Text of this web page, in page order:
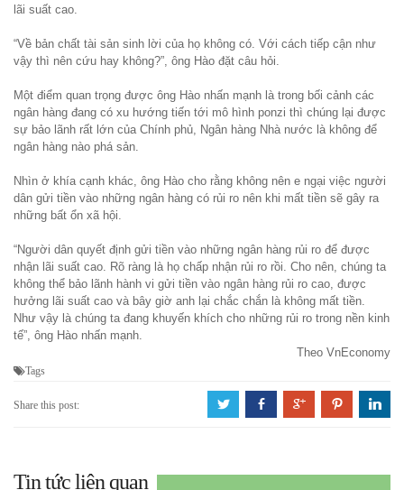
lãi suất cao.
“Về bản chất tài sản sinh lời của họ không có. Với cách tiếp cận như
vậy thì nên cứu hay không?”, ông Hào đặt câu hỏi.
Một điểm quan trọng được ông Hào nhấn mạnh là trong bối cảnh các
ngân hàng đang có xu hướng tiến tới mô hình ponzi thì chúng lại được
sự bảo lãnh rất lớn của Chính phủ, Ngân hàng Nhà nước là không để
ngân hàng nào phá sản.
Nhìn ở khía cạnh khác, ông Hào cho rằng không nên e ngại việc người
dân gửi tiền vào những ngân hàng có rủi ro nên khi mất tiền sẽ gây ra
những bất ổn xã hội.
“Người dân quyết định gửi tiền vào những ngân hàng rủi ro để được
nhận lãi suất cao. Rõ ràng là họ chấp nhận rủi ro rồi. Cho nên, chúng ta
không thể bảo lãnh hành vi gửi tiền vào ngân hàng rủi ro cao, được
hưởng lãi suất cao và bây giờ anh lại chắc chắn là không mất tiền.
Như vậy là chúng ta đang khuyến khích cho những rủi ro trong nền kinh
tế”, ông Hào nhấn mạnh.
Theo VnEconomy
Tags
Share this post: a b c d j
Tin tức liên quan